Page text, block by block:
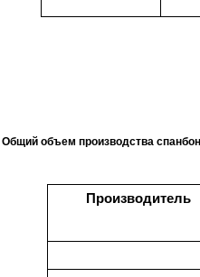
Общий объем производства
Производитель